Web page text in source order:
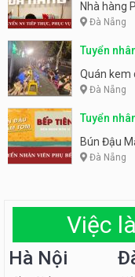
Nhà hàng
Đà Nẵng
Tuyển
Quán kem
Đà Nẵng
Tuyển
Tiên
Bún Đậu
Đà Nẵng
Việc
Hà Nội